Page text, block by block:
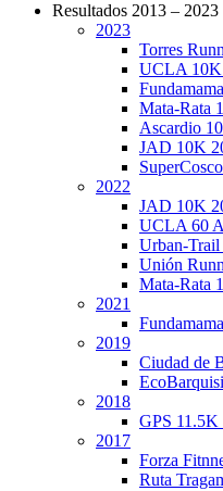
CarreraPro –
deportivos
Resultados 2013 – 2023
2023
Torres
UCLA 10K
Mata-Rata
Ascardio
JAD 10K
2022
JAD 10K
UCLA 60
Urban-Trail
Unión
Mata-Rata
2021
2019
Ciudad de
2018
GPS 11.5K
2017
Forza
Ruta